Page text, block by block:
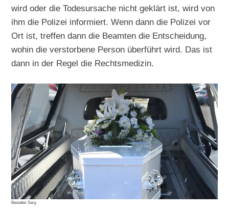
wird oder die Todesursache nicht geklärt ist, wird von
ihm die Polizei informiert. Wenn dann die Polizei vor
Ort ist, treffen dann die Beamten die Entscheidung,
wohin die verstorbene Person überführt wird. Das ist
dann in der Regel die Rechtsmedizin.
Bestatter Sarg